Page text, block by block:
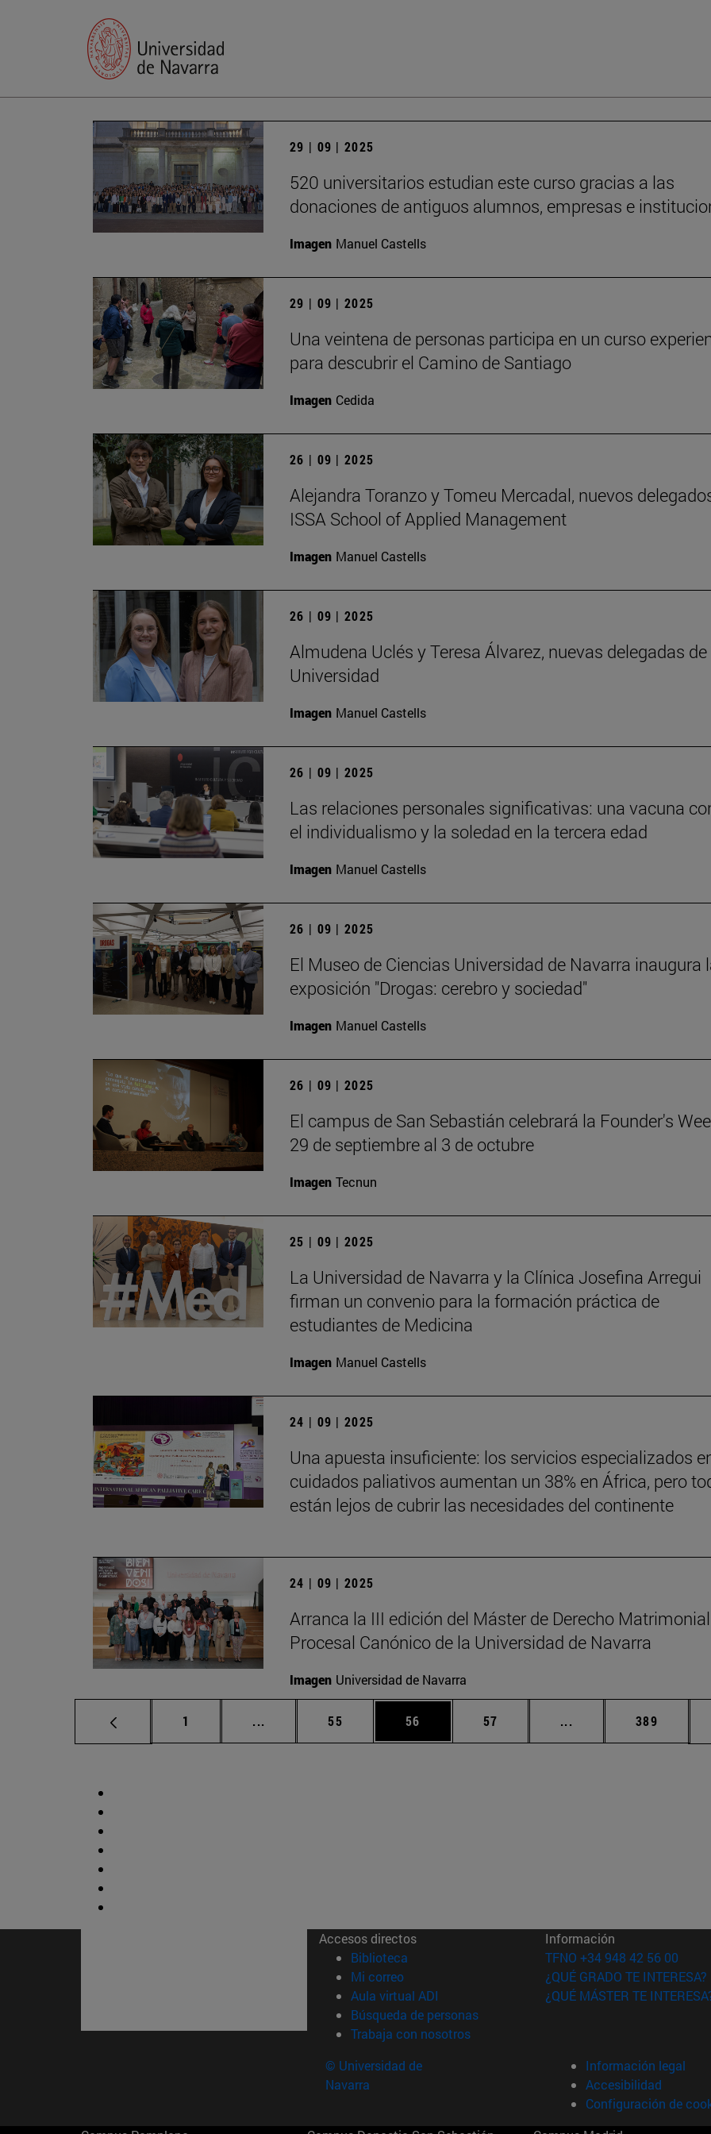
29 | 09 | 2025
520 universitarios estudian este curso gracias a las
donaciones de antiguos alumnos, empresas e
Imagen Manuel Castells
29 | 09 | 2025
Una veintena de personas participa en un curso
para descubrir el Camino de Santiago
Imagen Cedida
26 | 09 | 2025
Alejandra Toranzo y Tomeu Mercadal, nuevos
ISSA School of Applied Management
Imagen Manuel Castells
26 | 09 | 2025
Almudena Uclés y Teresa Álvarez, nuevas delegadas de
Universidad
Imagen Manuel Castells
26 | 09 | 2025
Las relaciones personales significativas: una vacuna
el individualismo y la soledad en la tercera edad
Imagen Manuel Castells
26 | 09 | 2025
El Museo de Ciencias Universidad de Navarra inaugura
exposición "Drogas: cerebro y sociedad"
Imagen Manuel Castells
26 | 09 | 2025
El campus de San Sebastián celebrará la Founder's
29 de septiembre al 3 de octubre
Imagen Tecnun
25 | 09 | 2025
La Universidad de Navarra y la Clínica Josefina Arregui
firman un convenio para la formación práctica de
estudiantes de Medicina
Imagen Manuel Castells
24 | 09 | 2025
Una apuesta insuficiente: los servicios especializados
cuidados paliativos aumentan un 38% en África, pero
están lejos de cubrir las necesidades del continente
24 | 09 | 2025
Arranca la III edición del Máster de Derecho
Procesal Canónico de la Universidad de Navarra
Imagen Universidad de Navarra
Página
1 ... Páginas intermedias Use TAB para desplazarse.
Página
55 Página
56 Página
57 ... Páginas intermedias
Página
389
Accesos directos
Biblioteca (abre en nueva ventana)
Mi correo(abre en nueva ventana)
Aula virtual ADI (abre en nueva ventana)
Búsqueda de personas(abre en nueva ventana)
Trabaja con nosotros(abre en nueva ventana)
Información
TFNO +34 948 42 56 00
¿QUÉ GRADO TE INTERESA?
¿QUÉ MÁSTER TE
© Universidad de
Navarra
Información legal
Accesibilidad
Configuración de